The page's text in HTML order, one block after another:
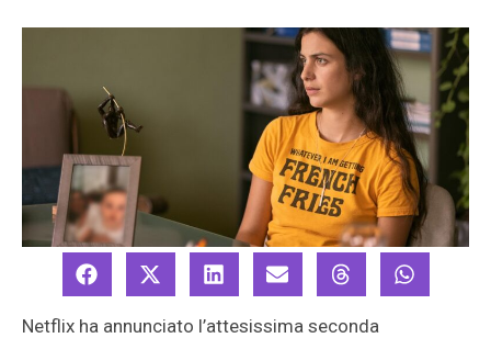
Netflix ha annunciato l’attesissima seconda